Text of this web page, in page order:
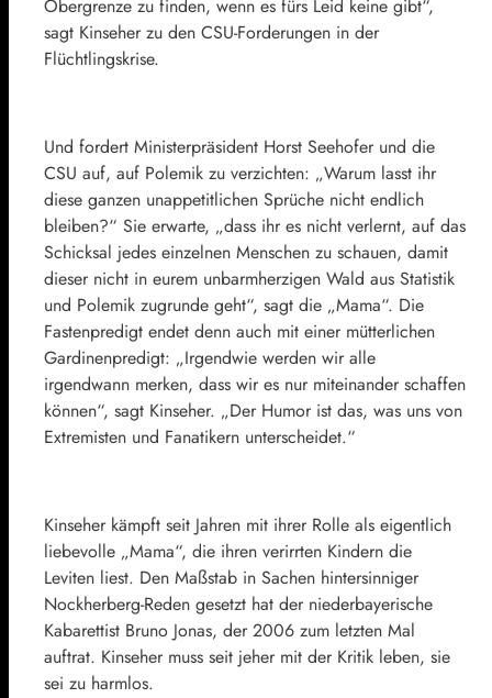
Obergrenze zu finden, wenn es fürs Leid keine gibt“,
sagt Kinseher zu den CSU-Forderungen in der
Flüchtlingskrise.
Und fordert Ministerpräsident Horst Seehofer und die
CSU auf, auf Polemik zu verzichten: „Warum lasst ihr
diese ganzen unappetitlichen Sprüche nicht endlich
bleiben?“ Sie erwarte, „dass ihr es nicht verlernt, auf das
Schicksal jedes einzelnen Menschen zu schauen, damit
dieser nicht in eurem unbarmherzigen Wald aus Statistik
und Polemik zugrunde geht“, sagt die „Mama“. Die
Fastenpredigt endet denn auch mit einer mütterlichen
Gardinenpredigt: „Irgendwie werden wir alle
irgendwann merken, dass wir es nur miteinander schaffen
können“, sagt Kinseher. „Der Humor ist das, was uns von
Extremisten und Fanatikern unterscheidet.“
Kinseher kämpft seit Jahren mit ihrer Rolle als eigentlich
liebevolle „Mama“, die ihren verirrten Kindern die
Leviten liest. Den Maßstab in Sachen hintersinniger
Nockherberg-Reden gesetzt hat der niederbayerische
Kabarettist Bruno Jonas, der 2006 zum letzten Mal
auftrat. Kinseher muss seit jeher mit der Kritik leben, sie
sei zu harmlos.